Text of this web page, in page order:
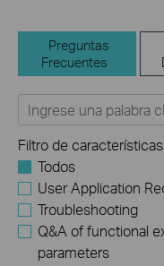
Preguntas
Frecuentes
Filtro de
Todos
User Application
Troubleshooting
Q&A of functional
parameters